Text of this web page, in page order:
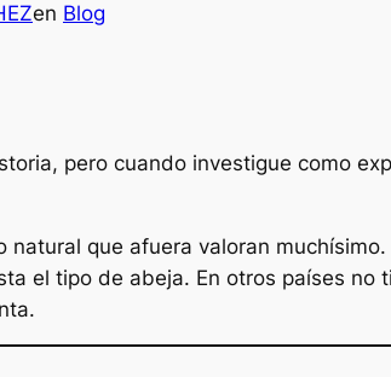
en Blog
pero cuando investigue como
que afuera valoran
el tipo de abeja. En otros países no